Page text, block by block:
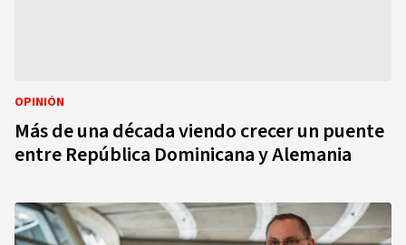
OPINIÓN
Más de una década viendo crecer un puente
entre República Dominicana y Alemania